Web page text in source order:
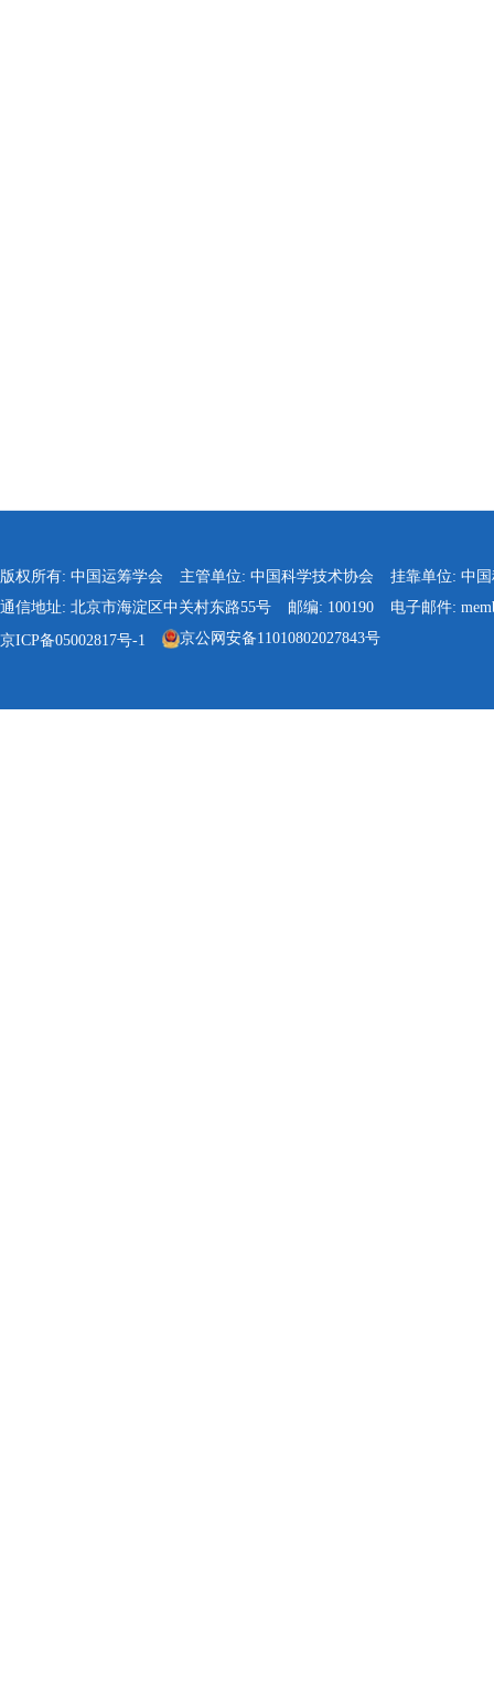
版权所有: 中国运筹学会 主管单位: 中国科学技术协会
挂靠单位: 中
通信地址: 北京市海淀区中关村东路55号
邮编: 100190 电子邮件:
京ICP备05002817号-1 京公网安备11010802027843号